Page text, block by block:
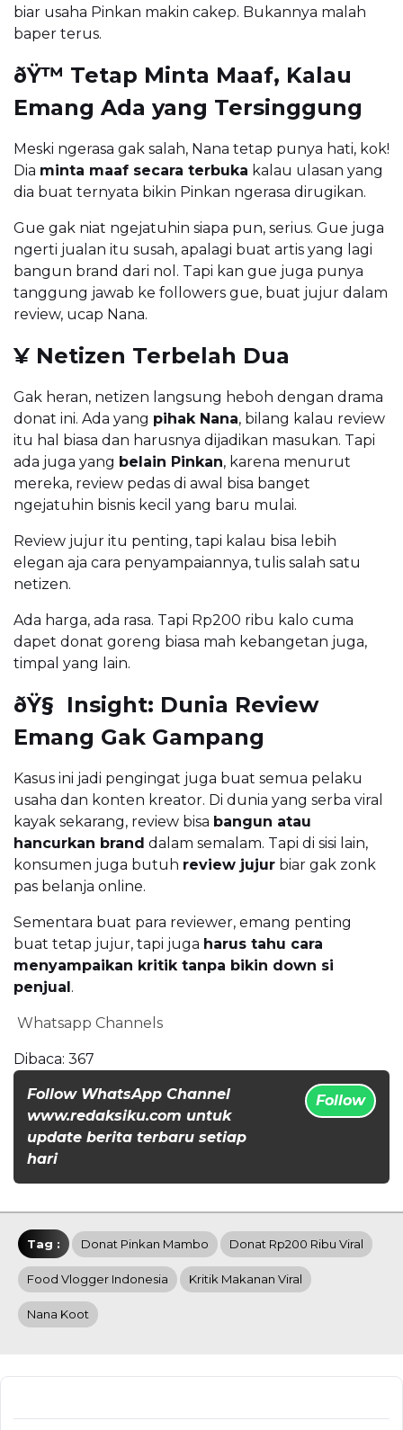
biar usaha Pinkan makin cakep. Bukannya malah
baper terus.
ðŸ™ Tetap Minta Maaf, Kalau
Emang Ada yang Tersinggung
Meski ngerasa gak salah, Nana tetap punya hati, kok!
Dia minta maaf secara terbuka kalau ulasan yang
dia buat ternyata bikin Pinkan ngerasa dirugikan.
Gue gak niat ngejatuhin siapa pun, serius. Gue juga
ngerti jualan itu susah, apalagi buat artis yang lagi
bangun brand dari nol. Tapi kan gue juga punya
tanggung jawab ke followers gue, buat jujur dalam
review, ucap Nana.
¥ Netizen Terbelah Dua
Gak heran, netizen langsung heboh dengan drama
donat ini. Ada yang pihak Nana, bilang kalau review
itu hal biasa dan harusnya dijadikan masukan. Tapi
ada juga yang belain Pinkan, karena menurut
mereka, review pedas di awal bisa banget
ngejatuhin bisnis kecil yang baru mulai.
Review jujur itu penting, tapi kalau bisa lebih
elegan aja cara penyampaiannya, tulis salah satu
netizen.
Ada harga, ada rasa. Tapi Rp200 ribu kalo cuma
dapet donat goreng biasa mah kebangetan juga,
timpal yang lain.
ðŸ§ Insight: Dunia Review
Emang Gak Gampang
Kasus ini jadi pengingat juga buat semua pelaku
usaha dan konten kreator. Di dunia yang serba viral
kayak sekarang, review bisa bangun atau
hancurkan brand dalam semalam. Tapi di sisi lain,
konsumen juga butuh review jujur biar gak zonk
pas belanja online.
Sementara buat para reviewer, emang penting
buat tetap jujur, tapi juga harus tahu cara
menyampaikan kritik tanpa bikin down si
penjual.
Whatsapp Channels
Dibaca: 367
Follow WhatsApp Channel
www.redaksiku.com untuk
update berita terbaru setiap
hari
Follow
Tag : Donat Pinkan Mambo Donat Rp200 Ribu Viral
Food Vlogger Indonesia Kritik Makanan Viral
Nana Koot